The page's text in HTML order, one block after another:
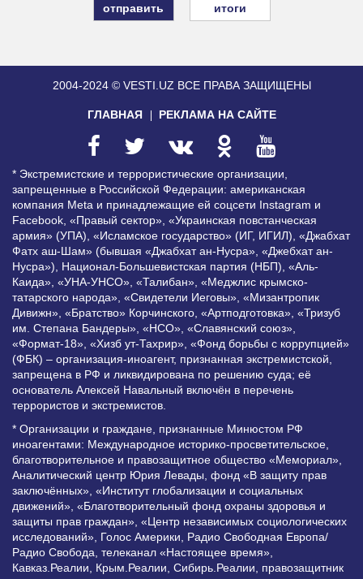
итоги
2004-2024 © VESTI.UZ ВСЕ ПРАВА ЗАЩИЩЕНЫ
ГЛАВНАЯ РЕКЛАМА НА САЙТЕ
* Экстремистские и террористические организации,
запрещенные в Российской Федерации: американская
компания Meta и принадлежащие ей соцсети Instagram и
Facebook, «Правый сектор», «Украинская повстанческая
армия» (УПА), «Исламское государство» (ИГ, ИГИЛ), «Джабхат
Фатх аш-Шам» (бывшая «Джабхат ан-Нусра», «Джебхат ан-
Нусра»), Национал-Большевистская партия (НБП), «Аль-
Каида», «УНА-УНСО», «Талибан», «Меджлис крымско-
татарского народа», «Свидетели Иеговы», «Мизантропик
Дивижн», «Братство» Корчинского, «Артподготовка», «Тризуб
им. Степана Бандеры», «НСО», «Славянский союз»,
«Формат-18», «Хизб ут-Тахрир», «Фонд борьбы с коррупцией»
(ФБК) – организация-иноагент, признанная экстремистской,
запрещена в РФ и ликвидирована по решению суда; её
основатель Алексей Навальный включён в перечень
террористов и экстремистов.
* Организации и граждане, признанные Минюстом РФ
иноагентами: Международное историко-просветительское,
благотворительное и правозащитное общество «Мемориал»,
Аналитический центр Юрия Левады, фонд «В защиту прав
заключённых», «Институт глобализации и социальных
движений», «Благотворительный фонд охраны здоровья и
защиты прав граждан», «Центр независимых социологических
исследований», Голос Америки, Радио Свободная Европа/
Радио Свобода, телеканал «Настоящее время»,
Кавказ.Реалии, Крым.Реалии, Сибирь.Реалии, правозащитник